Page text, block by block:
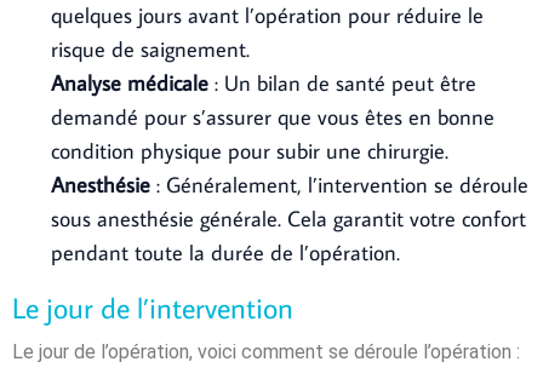
quelques jours avant l’opération pour réduire le
risque de saignement.
Analyse médicale : Un bilan de santé peut être
demandé pour s’assurer que vous êtes en bonne
condition physique pour subir une chirurgie.
Anesthésie : Généralement, l’intervention se déroule
sous anesthésie générale. Cela garantit votre confort
pendant toute la durée de l’opération.
Le jour de l’intervention
Le jour de l’opération, voici comment se déroule l’opération :